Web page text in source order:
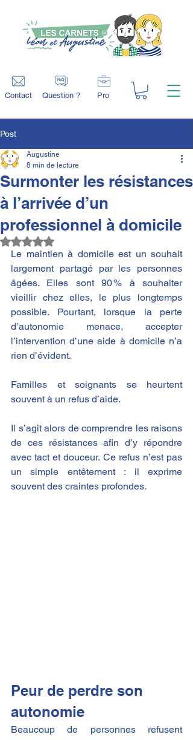
Contact Pro
Question ?
Post
Surmonter les résistances
à l’arrivée d’un
professionnel à domicile
Augustine
8 min de lecture
Noté NaN étoiles sur 5.
Le maintien à domicile est un souhait
largement partagé par les personnes
âgées. Elles sont 90 % à souhaiter
vieillir chez elles, le plus longtemps
possible​. Pourtant, lorsque la perte
d’autonomie menace, accepter
l’intervention d’une aide à domicile n’a
rien d’évident.
Familles et soignants se heurtent
souvent à un refus d’aide.
Il s’agit alors de comprendre les raisons
de ces résistances afin d’y répondre
avec tact et douceur. Ce refus n’est pas
un simple entêtement : il exprime
souvent des craintes profondes.
Peur de perdre son
autonomie
Beaucoup de personnes refusent